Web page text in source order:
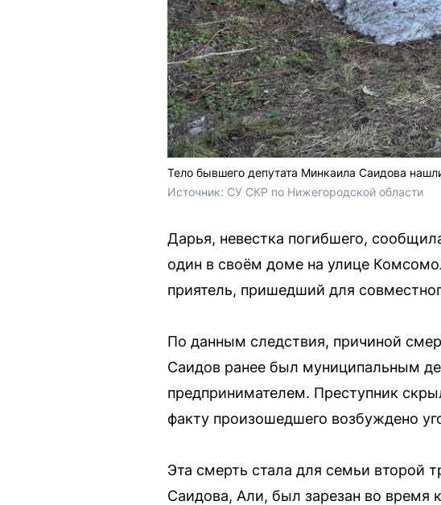
Тело бывшего депутата Минкаила Саидова
Источник: СУ СКР по Нижегородской области
Дарья, невестка погибшего,
один в своём доме на улице
приятель, пришедший для
По данным следствия, причиной
Саидов ранее был муниципальным
предпринимателем. Преступник
факту произошедшего возбуждено
Эта смерть стала для семьи второй
Саидова, Али, был зарезан во время